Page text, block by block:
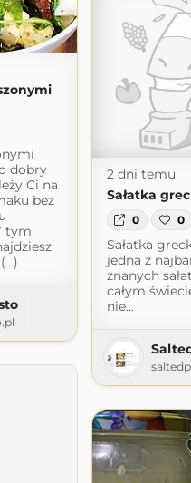
dobry
Ci na
bez
tym
2 dni temu
Sałatka
0 0
Sałatka
jedna z
znanych
całym
nie...